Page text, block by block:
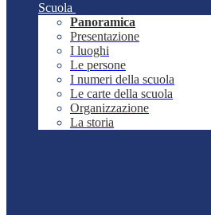
Scuola
Panoramica
Presentazione
I luoghi
Le persone
I numeri della scuola
Le carte della scuola
Organizzazione
La storia